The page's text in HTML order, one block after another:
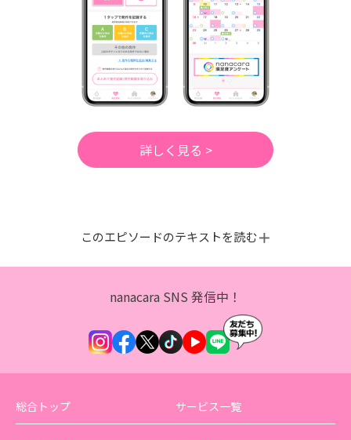
詳しく見る >
このエピソードのテキストを読む
nanacara SNS 発信中！
総合トップ サービス一覧